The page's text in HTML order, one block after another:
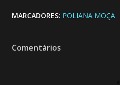
MARCADORES: POLIANA MOÇA
Comentários